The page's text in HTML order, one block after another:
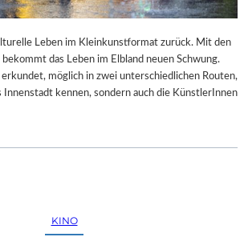
Leben im Kleinkunstformat zurück. Mit den
das Leben im Elbland neuen Schwung.
möglich in zwei unterschiedlichen Routen,
Innenstadt kennen, sondern auch die KünstlerInnen
KINO